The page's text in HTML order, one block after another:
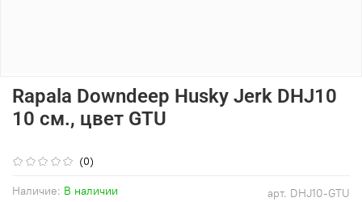
(0)
арт. DHJ10-GTU
Наличие: В наличии
Rapala Downdeep Husky Jerk DHJ10
10 см., цвет GTU